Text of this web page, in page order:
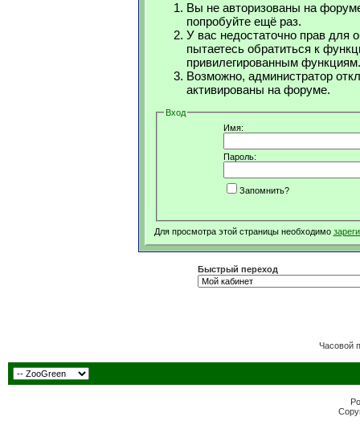
Вы не авторизованы на
попробуйте ещё раз.
У вас недостаточно прав для
пытаетесь обратиться к
привилегированным функциям.
Возможно, администратор
активированы на форуме.
Вход
Имя:
Пароль:
Запомнить?
Для просмотра этой страницы необходимо
Быстрый переход
Часовой